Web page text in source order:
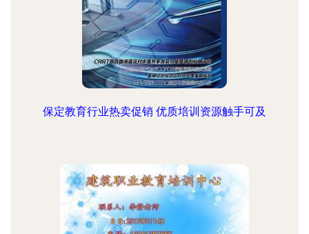
保定教育行业热卖促销 优质培训资源触手可及